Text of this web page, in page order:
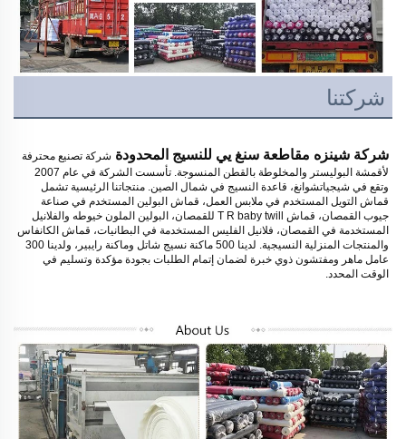
شركتنا
شركة شينزه مقاطعة سنغ يي للنسيج المحدودة
الوقت المحدد.